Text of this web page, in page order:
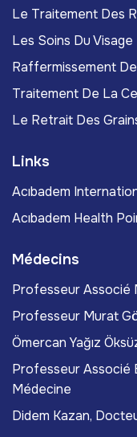
Le Traitement Des
Les Soins Du Visage
Raffermissement
Traitement De La
Le Retrait Des
Links
Acıbadem
Acıbadem Health
Médecins
Professeur Associé
Professeur Murat
Ömercan Yağız
Professeur Associé
Médecine
Didem Kazan,